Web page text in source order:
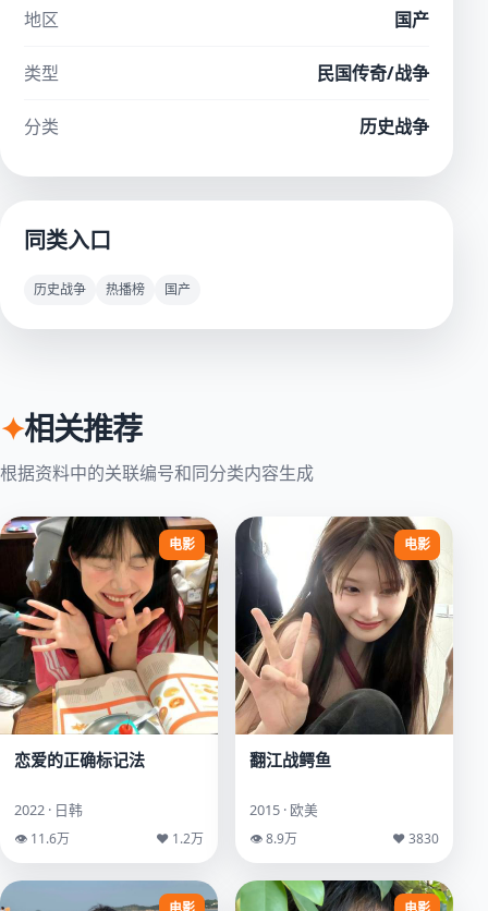
地区 国产
类型 民国传奇/战争
分类 历史战争
同类入口
历史战争 热播榜 国产
✦相关推荐
根据资料中的关联编号和同分类内容生成
电影
恋爱的正确标记法
2022 · 日韩
👁 11.6万 ♥ 1.2万
电影
翻江战鳄鱼
2015 · 欧美
👁 8.9万 ♥ 3830